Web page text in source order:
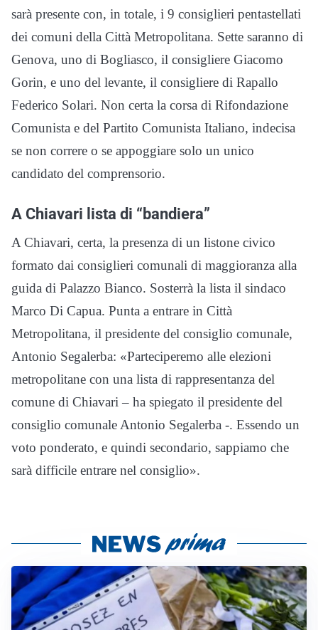
sarà presente con, in totale, i 9 consiglieri pentastellati
dei comuni della Città Metropolitana. Sette saranno di
Genova, uno di Bogliasco, il consigliere Giacomo
Gorin, e uno del levante, il consigliere di Rapallo
Federico Solari. Non certa la corsa di Rifondazione
Comunista e del Partito Comunista Italiano, indecisa
se non correre o se appoggiare solo un unico
candidato del comprensorio.
A Chiavari lista di “bandiera”
A Chiavari, certa, la presenza di un listone civico
formato dai consiglieri comunali di maggioranza alla
guida di Palazzo Bianco. Sosterrà la lista il sindaco
Marco Di Capua. Punta a entrare in Città
Metropolitana, il presidente del consiglio comunale,
Antonio Segalerba: «Parteciperemo alle elezioni
metropolitane con una lista di rappresentanza del
comune di Chiavari – ha spiegato il presidente del
consiglio comunale Antonio Segalerba -. Essendo un
voto ponderato, e quindi secondario, sappiamo che
sarà difficile entrare nel consiglio».